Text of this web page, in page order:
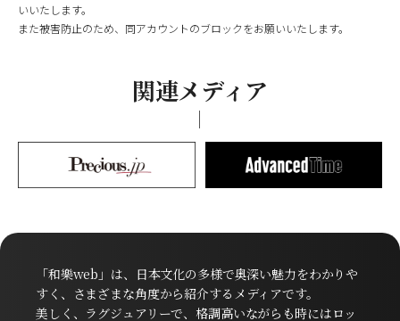
いいたします。
また被害防止のため、同アカウントのブロックをお願いいたします。
関連メディア
「和樂web」は、日本文化の多様で奥深い魅力をわかりや
すく、さまざまな角度から紹介するメディアです。
美しく、ラグジュアリーで、格調高いながらも時にはロッ